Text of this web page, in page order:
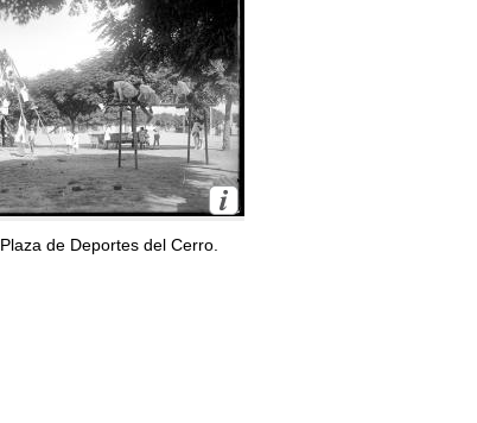
Plaza de Deportes del Cerro.